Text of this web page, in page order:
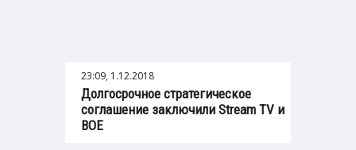
23:09, 1.12.2018
Долгосрочное стратегическое
соглашение заключили Stream TV и
BOE